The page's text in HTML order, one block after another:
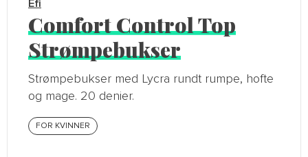
Barbering
Tekstiler
Kampanje
Kundeservice
Efi
Comfort Control Top
Strømpebukser
Strømpebukser med Lycra rundt rumpe, hofte
og mage. 20 denier.
FOR KVINNER